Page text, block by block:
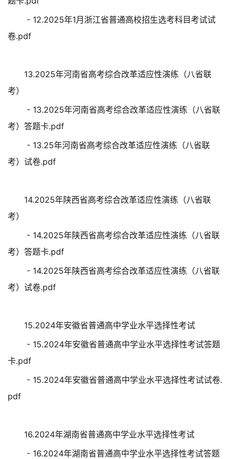
- 12.2025年1月浙江省普通高校招生选考科目考试试
卷.pdf
13.2025年河南省高考综合改革适应性演练（八省联
考）
- 13.2025年河南省高考综合改革适应性演练（八省联
考）答题卡.pdf
- 13.25年河南省高考综合改革适应性演练（八省联
考）试卷.pdf
14.2025年陕西省高考综合改革适应性演练（八省联
考）
- 14.2025年陕西省高考综合改革适应性演练（八省联
考）答题卡.pdf
- 14.2025年陕西省高考综合改革适应性演练（八省联
考）试卷.pdf
15.2024年安徽省普通高中学业水平选择性考试
- 15.2024年安徽省普通高中学业水平选择性考试答题
卡.pdf
- 15.2024年安徽省普通高中学业水平选择性考试试卷.
pdf
16.2024年湖南省普通高中学业水平选择性考试
- 16.2024年湖南省普通高中学业水平选择性考试答题